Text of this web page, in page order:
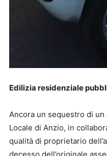
Edilizia residenziale
Ancora un sequestro di
Locale di Anzio, in
qualità di proprietario